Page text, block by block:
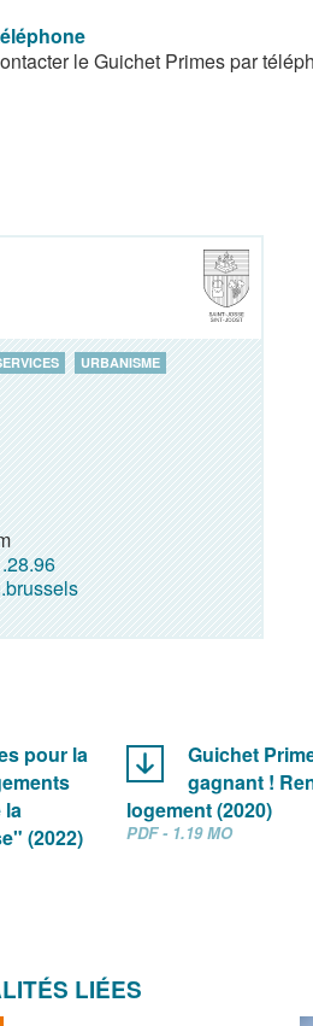
le Guichet Primes par
URBANISME
pour la
la
(2022)
Guichet
gagnant !
logement (2020)
PDF - 1.19 MO
LIÉES